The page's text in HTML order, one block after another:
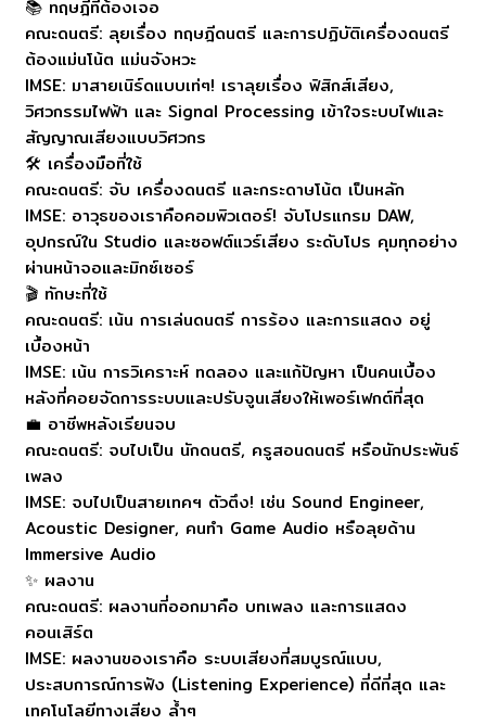
📚 ทฤษฎีที่ต้องเจอ
คณะดนตรี: ลุยเรื่อง ทฤษฎีดนตรี และการปฏิบัติเครื่องดนตรี
ต้องแม่นโน้ต แม่นจังหวะ
IMSE: มาสายเนิร์ดแบบเท่ๆ! เราลุยเรื่อง ฟิสิกส์เสียง,
วิศวกรรมไฟฟ้า และ Signal Processing เข้าใจระบบไฟและ
สัญญาณเสียงแบบวิศวกร
🛠️ เครื่องมือที่ใช้
คณะดนตรี: จับ เครื่องดนตรี และกระดาษโน้ต เป็นหลัก
IMSE: อาวุธของเราคือคอมพิวเตอร์! จับโปรแกรม DAW,
อุปกรณ์ใน Studio และซอฟต์แวร์เสียง ระดับโปร คุมทุกอย่าง
ผ่านหน้าจอและมิกซ์เซอร์
🎬 ทักษะที่ใช้
คณะดนตรี: เน้น การเล่นดนตรี การร้อง และการแสดง อยู่
เบื้องหน้า
IMSE: เน้น การวิเคราะห์ ทดลอง และแก้ปัญหา เป็นคนเบื้อง
หลังที่คอยจัดการระบบและปรับจูนเสียงให้เพอร์เฟกต์ที่สุด
💼 อาชีพหลังเรียนจบ
คณะดนตรี: จบไปเป็น นักดนตรี, ครูสอนดนตรี หรือนักประพันธ์
เพลง
IMSE: จบไปเป็นสายเทคฯ ตัวตึง! เช่น Sound Engineer,
Acoustic Designer, คนทำ Game Audio หรือลุยด้าน
Immersive Audio
✨ ผลงาน
คณะดนตรี: ผลงานที่ออกมาคือ บทเพลง และการแสดง
คอนเสิร์ต
IMSE: ผลงานของเราคือ ระบบเสียงที่สมบูรณ์แบบ,
ประสบการณ์การฟัง (Listening Experience) ที่ดีที่สุด และ
เทคโนโลยีทางเสียง ล้ำๆ